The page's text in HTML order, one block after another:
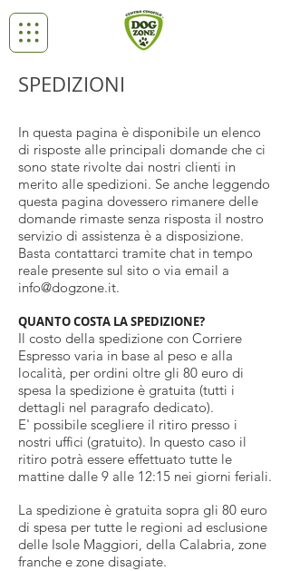
SPEDIZIONI
In questa pagina è disponibile un elenco
di risposte alle principali domande che ci
sono state rivolte dai nostri clienti in
merito alle spedizioni. Se anche leggendo
questa pagina dovessero rimanere delle
domande rimaste senza risposta il nostro
servizio di assistenza è a disposizione.
Basta contattarci tramite chat in tempo
reale presente sul sito o via email a
info@dogzone.it.
QUANTO COSTA LA SPEDIZIONE?
Il costo della spedizione con Corriere
Espresso varia in base al peso e alla
località, per ordini oltre gli 80 euro di
spesa la spedizione è gratuita (tutti i
dettagli nel paragrafo dedicato).
E' possibile scegliere il ritiro presso i
nostri uffici (gratuito). In questo caso il
ritiro potrà essere effettuato tutte le
mattine dalle 9 alle 12:15 nei giorni feriali.
La spedizione è gratuita sopra gli 80 euro
di spesa per tutte le regioni ad esclusione
delle Isole Maggiori, della Calabria, zone
franche e zone disagiate.